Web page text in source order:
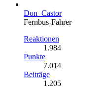
Don_Castor
Fernbus-Fahrer
Reaktionen
1.984
Punkte
7.014
Beiträge
1.205